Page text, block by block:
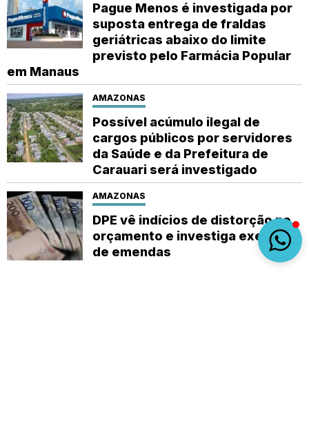
Pague Menos é investigada por
suposta entrega de fraldas
geriátricas abaixo do limite
previsto pelo Farmácia Popular
em Manaus
AMAZONAS
Possível acúmulo ilegal de
cargos públicos por servidores
da Saúde e da Prefeitura de
Carauari será investigado
AMAZONAS
DPE vê indícios de distorção no
orçamento e investiga execução
de emendas